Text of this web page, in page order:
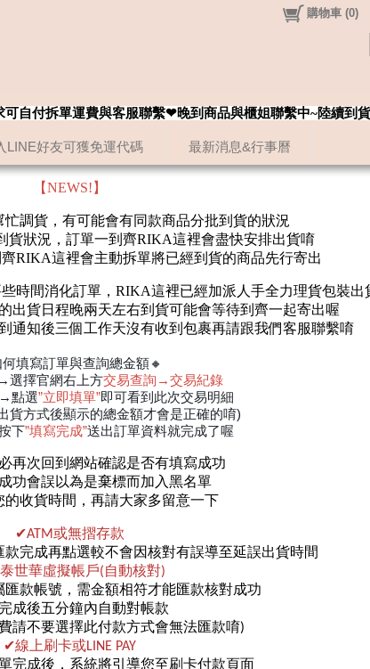
LINE好友可獲免運代碼 最新消息&行事曆
購物車 (0)
自付拆單運費與客服聯繫❤晚到商品與櫃姐聯繫中~陸續到